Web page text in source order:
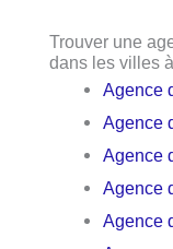
Trouver une
dans les villes
Agence
Agence
Agence
Agence
Agence